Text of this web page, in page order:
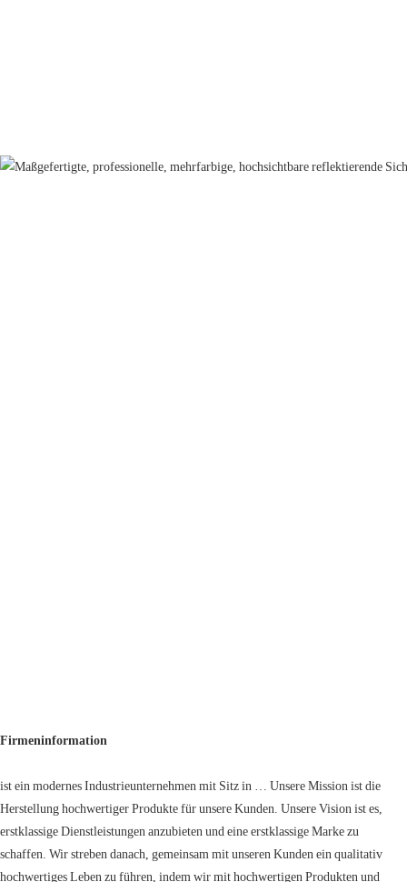
Firmeninformation
ist ein modernes Industrieunternehmen mit Sitz in … Unsere Mission ist die
Herstellung hochwertiger Produkte für unsere Kunden. Unsere Vision ist es,
erstklassige Dienstleistungen anzubieten und eine erstklassige Marke zu
schaffen. Wir streben danach, gemeinsam mit unseren Kunden ein qualitativ
hochwertiges Leben zu führen, indem wir mit hochwertigen Produkten und